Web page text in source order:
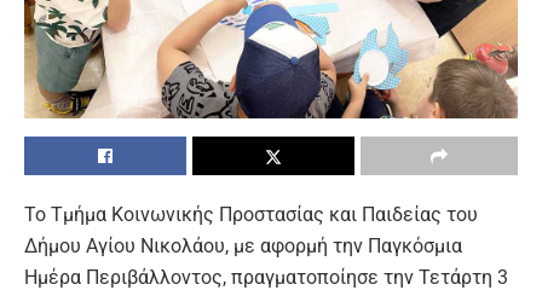
Το Τμήμα Κοινωνικής Προστασίας και Παιδείας του
Δήμου Αγίου Νικολάου, με αφορμή την Παγκόσμια
Ημέρα Περιβάλλοντος, πραγματοποίησε την Τετάρτη 3